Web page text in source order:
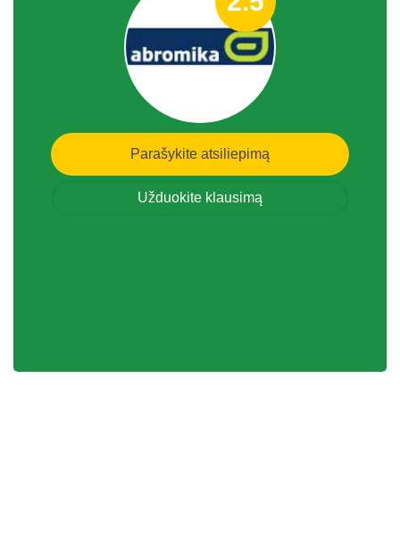
Parašykite atsiliepimą
Užduokite klausimą